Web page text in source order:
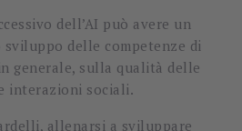
dell’AI può avere un
delle competenze di
generale, sulla qualità delle
interazioni sociali.
allenarsi a sviluppare